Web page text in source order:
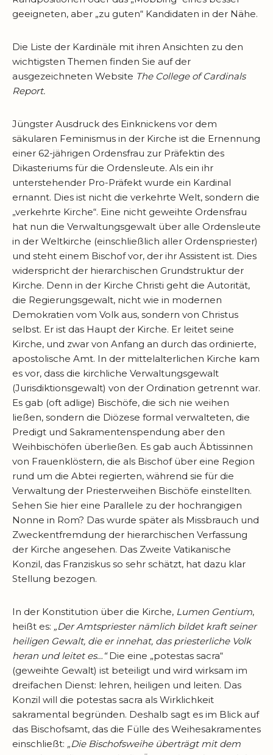
geeigneten, aber „zu guten“ Kandidaten in der Nähe.
Die Liste der Kardinäle mit ihren Ansichten zu den
wichtigsten Themen finden Sie auf der
ausgezeichneten Website The College of Cardinals
Report.
Jüngster Ausdruck des Einknickens vor dem
säkularen Feminismus in der Kirche ist die Ernennung
einer 62-jährigen Ordensfrau zur Präfektin des
Dikasteriums für die Ordensleute. Als ein ihr
unterstehender Pro-Präfekt wurde ein Kardinal
ernannt. Dies ist nicht die verkehrte Welt, sondern die
„verkehrte Kirche“. Eine nicht geweihte Ordensfrau
hat nun die Verwaltungsgewalt über alle Ordensleute
in der Weltkirche (einschließlich aller Ordenspriester)
und steht einem Bischof vor, der ihr Assistent ist. Dies
widerspricht der hierarchischen Grundstruktur der
Kirche. Denn in der Kirche Christi geht die Autorität,
die Regierungsgewalt, nicht wie in modernen
Demokratien vom Volk aus, sondern von Christus
selbst. Er ist das Haupt der Kirche. Er leitet seine
Kirche, und zwar von Anfang an durch das ordinierte,
apostolische Amt. In der mittelalterlichen Kirche kam
es vor, dass die kirchliche Verwaltungsgewalt
(Jurisdiktionsgewalt) von der Ordination getrennt war.
Es gab (oft adlige) Bischöfe, die sich nie weihen
ließen, sondern die Diözese formal verwalteten, die
Predigt und Sakramentenspendung aber den
Weihbischöfen überließen. Es gab auch Äbtissinnen
von Frauenklöstern, die als Bischof über eine Region
rund um die Abtei regierten, während sie für die
Verwaltung der Priesterweihen Bischöfe einstellten.
Sehen Sie hier eine Parallele zu der hochrangigen
Nonne in Rom? Das wurde später als Missbrauch und
Zweckentfremdung der hierarchischen Verfassung
der Kirche angesehen. Das Zweite Vatikanische
Konzil, das Franziskus so sehr schätzt, hat dazu klar
Stellung bezogen.
In der Konstitution über die Kirche, Lumen Gentium,
heißt es: „Der Amtspriester nämlich bildet kraft seiner
heiligen Gewalt, die er innehat, das priesterliche Volk
heran und leitet es…“Die eine „potestas sacra“
(geweihte Gewalt) ist beteiligt und wird wirksam im
dreifachen Dienst: lehren, heiligen und leiten. Das
Konzil will die potestas sacra als Wirklichkeit
sakramental begründen. Deshalb sagt es im Blick auf
das Bischofsamt, das die Fülle des Weihesakramentes
einschließt: „Die Bischofsweihe überträgt mit dem